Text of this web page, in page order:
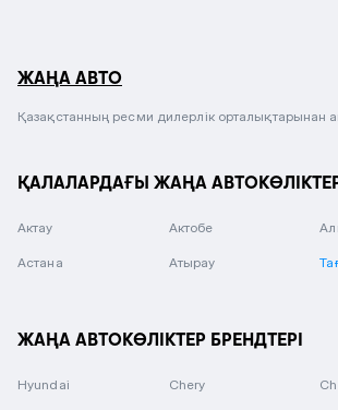
ЖАҢА АВТО
Қазақстанның ресми дилерлік орталықтарынан
ҚАЛАЛАРДАҒЫ ЖАҢА
Актау Актобе
Астана Атырау
ЖАҢА АВТОКӨЛІКТЕР БРЕНДТЕРІ
Hyundai Chery